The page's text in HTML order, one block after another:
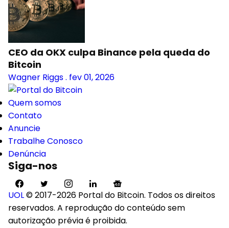
CEO da OKX culpa Binance pela queda do
Bitcoin
Wagner Riggs. fev 01, 2026
Quem somos
Contato
Anuncie
Trabalhe Conosco
Denúncia
Siga-nos
UOL© 2017-2026 Portal do Bitcoin. Todos os direitos
reservados. A reprodução do conteúdo sem
autorização prévia é proibida.